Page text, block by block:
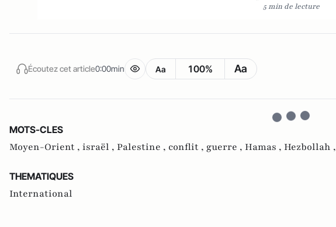
5 min de lecture
Écoutez cet article0:00min Aa 100% Aa
MOTS-CLES
Moyen-Orient , israël , Palestine , conflit , guerre , Hamas , Hezbollah ,
THEMATIQUES
International